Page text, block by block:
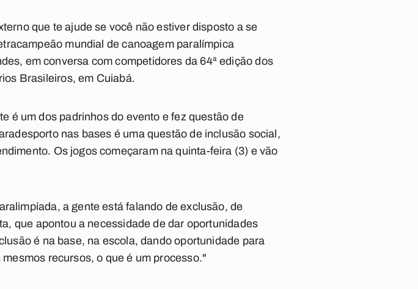
que te ajude se você não estiver disposto a se
mundial de canoagem paralímpica
em conversa com competidores da 64ª edição dos
Brasileiros, em Cuiabá.
é um dos padrinhos do evento e fez questão de
nas bases é uma questão de inclusão social,
Os jogos começaram na quinta-feira (3) e vão
a gente está falando de exclusão, de
que apontou a necessidade de dar oportunidades
é na base, na escola, dando oportunidade para
recursos, o que é um processo."